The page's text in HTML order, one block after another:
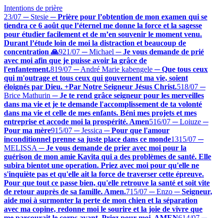
Intentions de prière
23/07 ─ Stesie ─ Prière pour l’obtention de mon examen qui se
tiendra ce 6 août que l’éternel me donne la force et la sagesse
pour étudier facilement et de m’en souvenir le moment venu.
Durant l’étude loin de moi la distraction et beaucoup de
concentration 🙏921/07 ─ Michael ─ Je vous demande de prié
avec moi afin que je puisse avoir la grâce de
l'enfantement.819/07 ─ André Marie kabengele ─ Que tous ceux
qui m'outrage et tous ceux qui gouvernent ma vie, soient
éloignés par Dieu. +Par Notre Seigneur Jésus Christ.518/07 ─
Brice Mathurin ─ Je te rend grâce seigneur pour les merveilles
dans ma vie et je te demande l'accomplissement de ta volonté
dans ma vie et celle de mes enfants. Béni mes projets et mes
entreprise et accode moi la prospérité. Amen516/07 ─ Loiuze ─
Pour ma mère915/07 ─ Jessica ─ Pour que l'amour
inconditionnel prenne sa juste place dans ce monde1315/07 ─
MELISSA ─ Je vous demande de prier avec moi pour la
guérison de mon amie Kavita qui a des problèmes de santé. Elle
subira bientot une operation. Priez avec moi pour qu'elle ne
s'inquiète pas et qu'elle ait la force de traverser cette épreuve.
Pour que tout ce passe bien, qu'elle retrouve la santé et soit vite
de retour auprès de sa famille. Amen.715/07 ─ Enzo ─ Seigneur,
aide moi à surmonter la perte de mon chien et la séparation
avec ma copine, redonne moi le sourire et la joie de vivre que